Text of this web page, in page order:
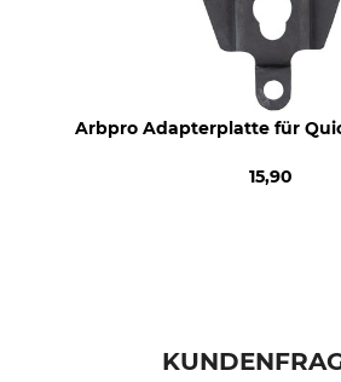
Arbpro Adapterplatte für
15,90